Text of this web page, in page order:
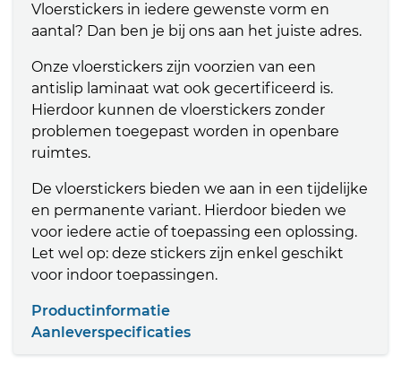
Vloerstickers in iedere gewenste vorm en
aantal? Dan ben je bij ons aan het juiste adres.
Onze vloerstickers zijn voorzien van een
antislip laminaat wat ook gecertificeerd is.
Hierdoor kunnen de vloerstickers zonder
problemen toegepast worden in openbare
ruimtes.
De vloerstickers bieden we aan in een tijdelijke
en permanente variant. Hierdoor bieden we
voor iedere actie of toepassing een oplossing.
Let wel op: deze stickers zijn enkel geschikt
voor indoor toepassingen.
Productinformatie
Aanleverspecificaties